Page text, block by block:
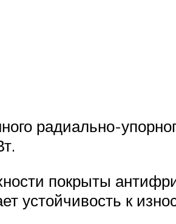
радиально-
покрыты
устойчивость к